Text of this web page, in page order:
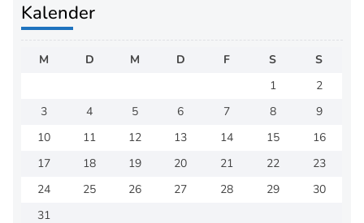
Kalender
M D M D F S
S
1
2
3
4 5 6 7 8
9
10
11 12 13 14 15
16
17
18 19 20 21 22
23
24
25 26 27 28 29
30
31